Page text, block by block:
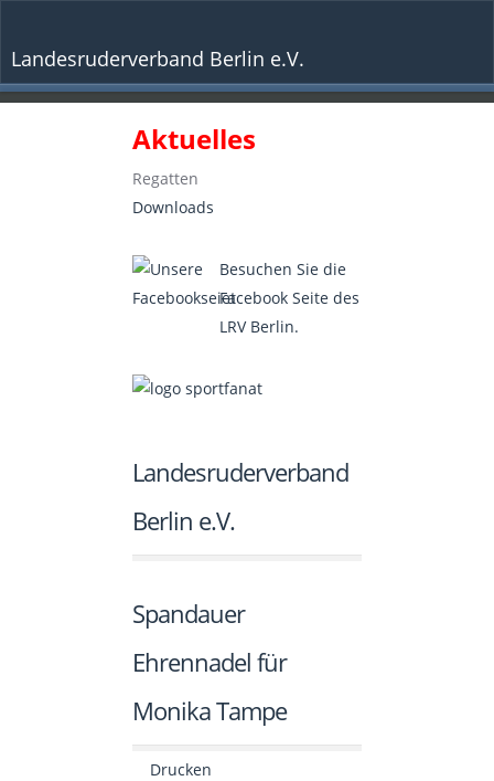
Landesruderverband Berlin e.V.
Aktuelles
Regatten
Downloads
Besuchen Sie die
Facebook Seite des
LRV Berlin.
Landesruderverband
Berlin e.V.
Spandauer
Ehrennadel für
Monika Tampe
Drucken